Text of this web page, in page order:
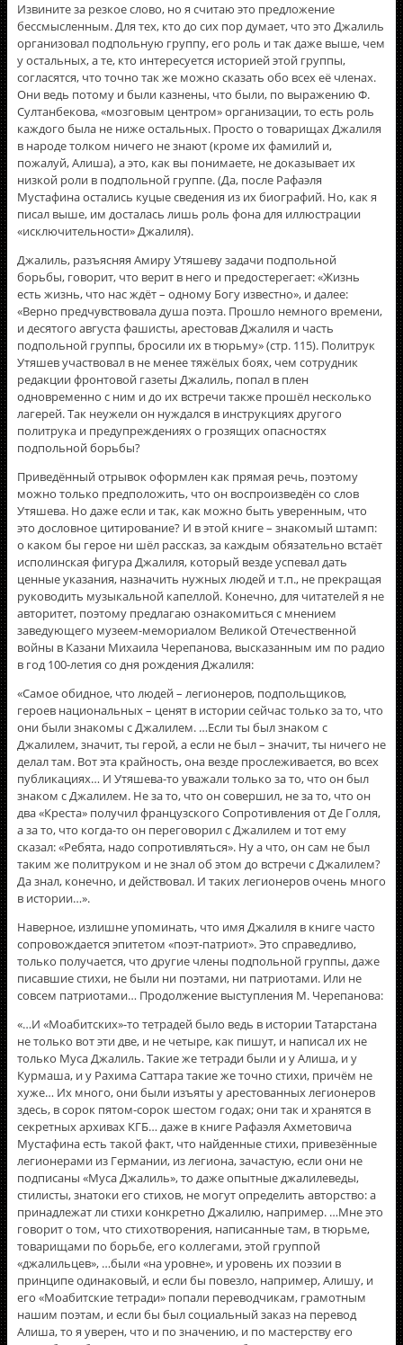
Извините за резкое слово, но я считаю это предложение
бессмысленным. Для тех, кто до сих пор думает, что это Джалиль
организовал подпольную группу, его роль и так даже выше, чем
у остальных, а те, кто интересуется историей этой группы,
согласятся, что точно так же можно сказать обо всех её членах.
Они ведь потому и были казнены, что были, по выражению Ф.
Султанбекова, «мозговым центром» организации, то есть роль
каждого была не ниже остальных. Просто о товарищах Джалиля
в народе толком ничего не знают (кроме их фамилий и,
пожалуй, Алиша), а это, как вы понимаете, не доказывает их
низкой роли в подпольной группе. (Да, после Рафаэля
Мустафина остались куцые сведения из их биографий. Но, как я
писал выше, им досталась лишь роль фона для иллюстрации
«исключительности» Джалиля).
Джалиль, разъясняя Амиру Утяшеву задачи подпольной
борьбы, говорит, что верит в него и предостерегает: «Жизнь
есть жизнь, что нас ждёт – одному Богу известно», и далее:
«Верно предчувствовала душа поэта. Прошло немного времени,
и десятого августа фашисты, арестовав Джалиля и часть
подпольной группы, бросили их в тюрьму» (стр. 115). Политрук
Утяшев участвовал в не менее тяжёлых боях, чем сотрудник
редакции фронтовой газеты Джалиль, попал в плен
одновременно с ним и до их встречи также прошёл несколько
лагерей. Так неужели он нуждался в инструкциях другого
политрука и предупреждениях о грозящих опасностях
подпольной борьбы?
Приведённый отрывок оформлен как прямая речь, поэтому
можно только предположить, что он воспроизведён со слов
Утяшева. Но даже если и так, как можно быть уверенным, что
это дословное цитирование? И в этой книге – знакомый штамп:
о каком бы герое ни шёл рассказ, за каждым обязательно встаёт
исполинская фигура Джалиля, который везде успевал дать
ценные указания, назначить нужных людей и т.п., не прекращая
руководить музыкальной капеллой. Конечно, для читателей я не
авторитет, поэтому предлагаю ознакомиться с мнением
заведующего музеем-мемориалом Великой Отечественной
войны в Казани Михаила Черепанова, высказанным им по радио
в год 100-летия со дня рождения Джалиля:
«Самое обидное, что людей – легионеров, подпольщиков,
героев национальных – ценят в истории сейчас только за то, что
они были знакомы с Джалилем. …Если ты был знаком с
Джалилем, значит, ты герой, а если не был – значит, ты ничего не
делал там. Вот эта крайность, она везде прослеживается, во всех
публикациях… И Утяшева-то уважали только за то, что он был
знаком с Джалилем. Не за то, что он совершил, не за то, что он
два «Креста» получил французского Сопротивления от Де Голля,
а за то, что когда-то он переговорил с Джалилем и тот ему
сказал: «Ребята, надо сопротивляться». Ну а что, он сам не был
таким же политруком и не знал об этом до встречи с Джалилем?
Да знал, конечно, и действовал. И таких легионеров очень много
в истории…».
Наверное, излишне упоминать, что имя Джалиля в книге часто
сопровождается эпитетом «поэт-патриот». Это справедливо,
только получается, что другие члены подпольной группы, даже
писавшие стихи, не были ни поэтами, ни патриотами. Или не
совсем патриотами… Продолжение выступления М. Черепанова:
«…И «Моабитских»-то тетрадей было ведь в истории Татарстана
не только вот эти две, и не четыре, как пишут, и написал их не
только Муса Джалиль. Такие же тетради были и у Алиша, и у
Курмаша, и у Рахима Саттара такие же точно стихи, причём не
хуже… Их много, они были изъяты у арестованных легионеров
здесь, в сорок пятом-сорок шестом годах; они так и хранятся в
секретных архивах КГБ… даже в книге Рафаэля Ахметовича
Мустафина есть такой факт, что найденные стихи, привезённые
легионерами из Германии, из легиона, зачастую, если они не
подписаны «Муса Джалиль», то даже опытные джалилеведы,
стилисты, знатоки его стихов, не могут определить авторство: а
принадлежат ли стихи конкретно Джалилю, например. …Мне это
говорит о том, что стихотворения, написанные там, в тюрьме,
товарищами по борьбе, его коллегами, этой группой
«джалильцев», …были «на уровне», и уровень их поэзии в
принципе одинаковый, и если бы повезло, например, Алишу, и
его «Моабитские тетради» попали переводчикам, грамотным
нашим поэтам, и если бы был социальный заказ на перевод
Алиша, то я уверен, что и по значению, и по мастерству его